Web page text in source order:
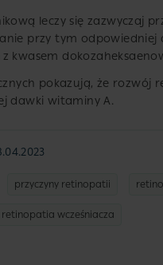
leczy się zazwyczaj
przy tym
kwasem
pokazują, że
dawki witaminy A.
przyczyny retinopatii
retinopatia wcześniacza